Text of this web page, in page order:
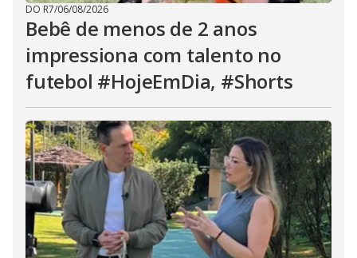
DO R7/06/08/2026
Bebê de menos de 2 anos
impressiona com talento no
futebol #HojeEmDia, #Shorts